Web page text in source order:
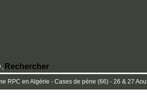
Rechercher
RPC en Algérie - Cases de pène (66) - 26 & 27